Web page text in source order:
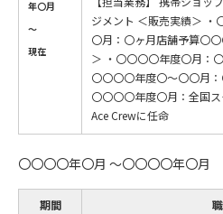
年〇月
～
現在
ジメント ＜販売実績＞ ・
〇月：〇ヶ月店舗予算〇
＞ ・〇〇〇〇年度〇月：
〇〇〇〇年度〇～〇〇月
〇〇〇〇年度〇月：全国
Ace Crewに任命
〇〇〇〇年〇月 ～〇〇〇〇年〇
期間